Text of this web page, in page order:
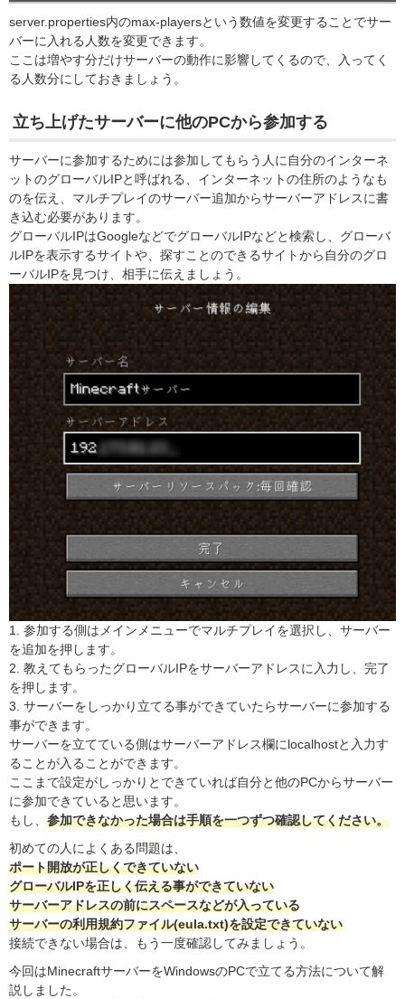
server.properties内のmax-playersという数値を変更することでサー
バーに入れる人数を変更できます。
ここは増やす分だけサーバーの動作に影響してくるので、入ってく
る人数分にしておきましょう。
立ち上げたサーバーに他のPCから参加する
サーバーに参加するためには参加してもらう人に自分のインターネ
ットのグローバルIPと呼ばれる、インターネットの住所のようなも
のを伝え、マルチプレイのサーバー追加からサーバーアドレスに書
き込む必要があります。
グローバルIPはGoogleなどでグローバルIPなどと検索し、グローバ
ルIPを表示するサイトや、探すことのできるサイトから自分のグロ
ーバルIPを見つけ、相手に伝えましょう。
1. 参加する側はメインメニューでマルチプレイを選択し、サーバー
を追加を押します。
2. 教えてもらったグローバルIPをサーバーアドレスに入力し、完了
を押します。
3. サーバーをしっかり立てる事ができていたらサーバーに参加する
事ができます。
サーバーを立てている側はサーバーアドレス欄にlocalhostと入力す
ることが入ることができます。
ここまで設定がしっかりとできていれば自分と他のPCからサーバー
に参加できていると思います。
もし、 参加できなかった場合は手順を一つずつ確認してください。
初めての人によくある問題は、
ポート開放が正しくできていない
グローバルIPを正しく伝える事ができていない
サーバーアドレスの前にスペースなどが入っている
サーバーの利用規約ファイル(eula.txt)を設定できていない
接続できない場合は、もう一度確認してみましょう。
今回はMinecraftサーバーをWindowsのPCで立てる方法について解
説しました。